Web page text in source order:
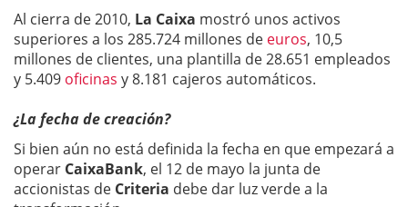
Al cierra de 2010, La Caixa mostró unos activos
superiores a los 285.724 millones de euros, 10,5
millones de clientes, una plantilla de 28.651 empleados
y 5.409 oficinas y 8.181 cajeros automáticos.
¿La fecha de creación?
Si bien aún no está definida la fecha en que empezará a
operar CaixaBank, el 12 de mayo la junta de
accionistas de Criteria debe dar luz verde a la